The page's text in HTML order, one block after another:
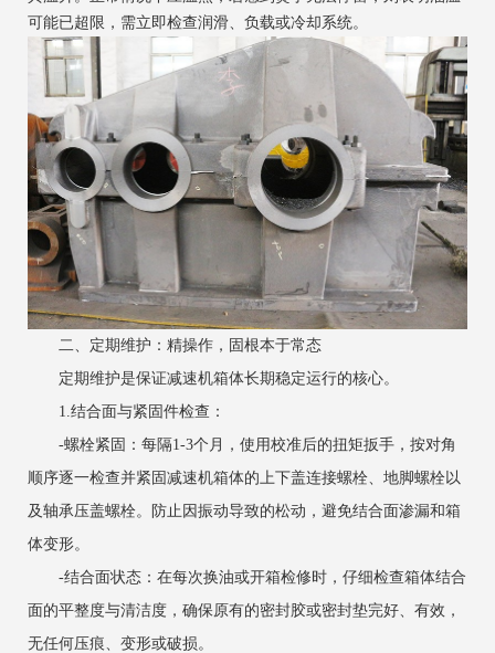
可能已超限，需立即检查润滑、负载或冷却系统。
二、定期维护：精操作，固根本于常态
定期维护是保证减速机箱体长期稳定运行的核心。
1.结合面与紧固件检查：
-螺栓紧固：每隔1-3个月，使用校准后的扭矩扳手，按对角
顺序逐一检查并紧固减速机箱体的上下盖连接螺栓、地脚螺栓以
及轴承压盖螺栓。防止因振动导致的松动，避免结合面渗漏和箱
体变形。
-结合面状态：在每次换油或开箱检修时，仔细检查箱体结合
面的平整度与清洁度，确保原有的密封胶或密封垫完好、有效，
无任何压痕、变形或破损。